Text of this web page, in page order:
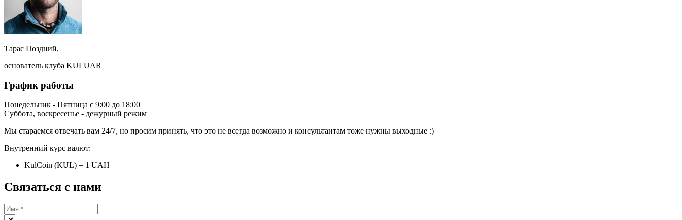
Тарас Поздний,
основатель клуба KULUAR
График работы
Понедельник - Пятница с 9:00 до 18:00
Суббота, воскресенье - дежурный режим
Мы стараемся отвечать вам 24/7, но просим принять, что это не всегда возможно и консультантам тоже нужны выходные :)
Внутренний курс валют:
KulCoin (KUL) = 1 UAH
Связаться с нами